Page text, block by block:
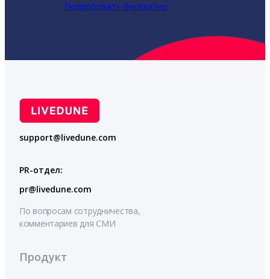
Попробовать бесплатно
support@livedune.com
PR-отдел:
pr@livedune.com
По вопросам сотрудничества,
комментариев для СМИ
Продукт